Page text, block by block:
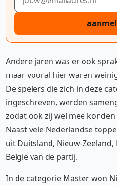
Andere jaren was er ook
maar vooral hier waren
De spelers die zich in deze
ingeschreven, werden
zodat ook zij wel mee
Naast vele Nederlandse
uit Duitsland, Nieuw-
België van de partij.
In de categorie Master won